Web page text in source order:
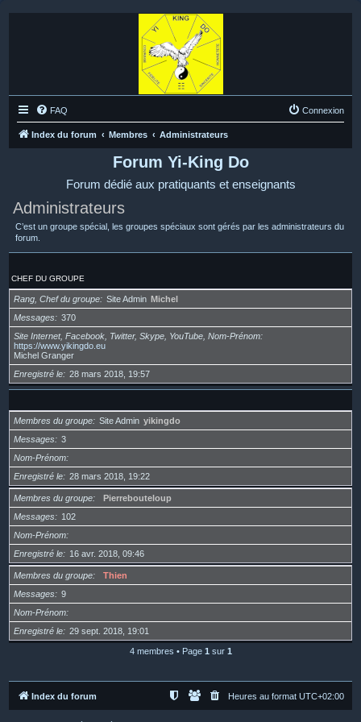
FAQ Connexion
Index du forum Membres Administrateurs
Forum Yi-King Do
Forum dédié aux pratiquants et enseignants
Administrateurs
C’est un groupe spécial, les groupes spéciaux sont gérés par les administrateurs du
forum.
CHEF DU GROUPE
Rang, Chef du groupe Site Admin Michel
Messages
370
Site Internet, Facebook, Twitter, Skype, YouTube, Nom-Prénom
https://www.yikingdo.eu
Michel Granger
Enregistré le
28 mars 2018, 19:57
Membres du groupe Site Admin yikingdo
Messages
3
Nom-Prénom
Enregistré le
28 mars 2018, 19:22
Membres du groupe
Pierrebouteloup
Messages
102
Nom-Prénom
Enregistré le
16 avr. 2018, 09:46
Membres du groupe
Thien
Messages
9
Nom-Prénom
Enregistré le
29 sept. 2018, 19:01
4 membres • Page 1 sur 1
Index du forum Heures au format UTC+02:00